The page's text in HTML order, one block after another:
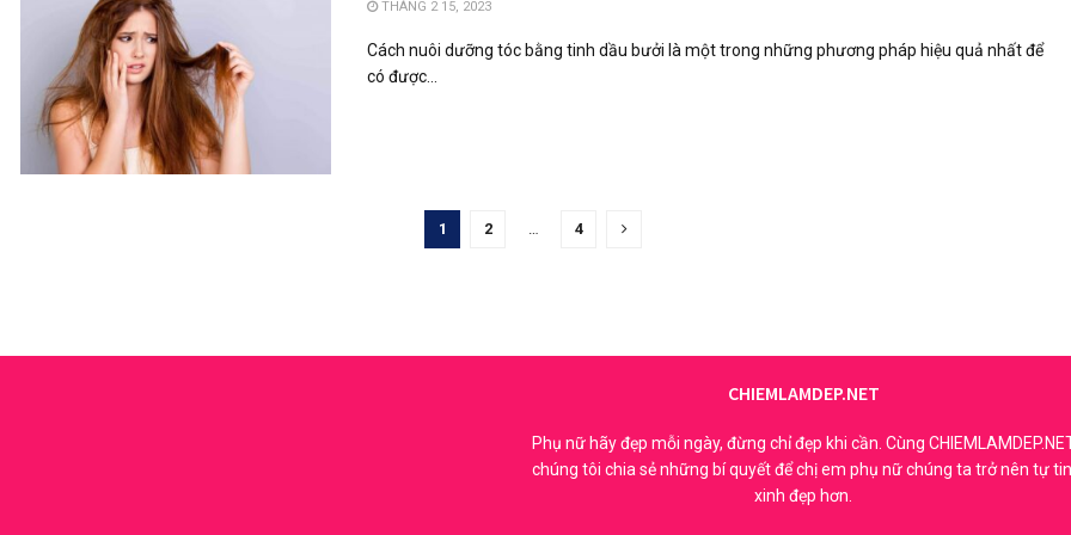
THÁNG 2 15, 2023
Cách nuôi dưỡng tóc bằng tinh dầu bưởi là một trong những phương pháp hiệu quả nhất để
có được...
1 2 4
CHIEMLAMDEP.NET
Phụ nữ hãy đẹp mỗi ngày, đừng chỉ đẹp khi cần. Cùng
chúng tôi chia sẻ những bí quyết để chị em phụ nữ chúng ta trở nên tự
xinh đẹp hơn.